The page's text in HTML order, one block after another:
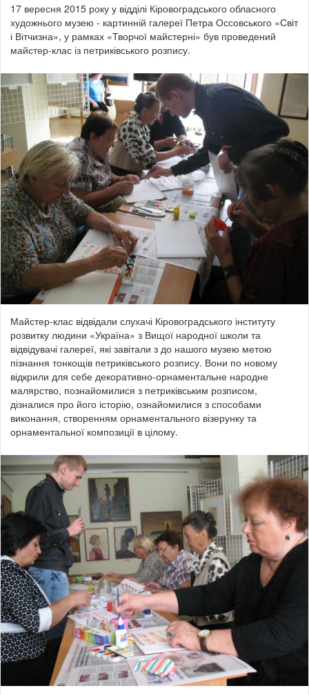
17 вересня 2015 року у відділі Кіровоградського обласного
художнього музею - картинній галереї Петра Оссовського «Світ
і Вітчизна», у рамках «Творчої майстерні» був проведений
майстер-клас із петриківського розпису.
Майстер-клас відвідали слухачі Кіровоградського інституту
розвитку людини «Україна» з Вищої народної школи та
відвідувачі галереї, які завітали з до нашого музею метою
пізнання тонкощів петриківського розпису. Вони по новому
відкрили для себе декоративно-орнаментальне народне
малярство, познайомилися з петриківським розписом,
дізналися про його історію, ознайомилися з способами
виконання, створенням орнаментального візерунку та
орнаментальної композиції в цілому.